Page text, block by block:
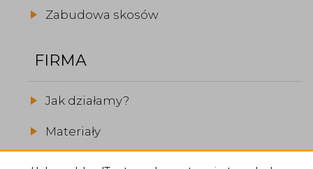
Zabudowa skosów
FIRMA
Jak działamy?
Materiały